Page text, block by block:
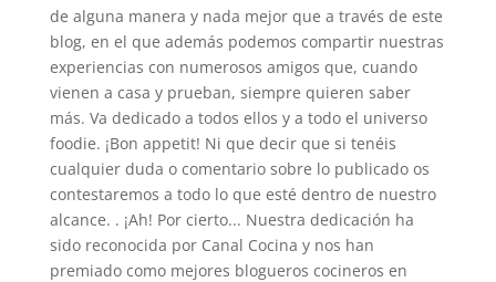
de alguna manera y nada mejor que a través de este
blog, en el que además podemos compartir nuestras
experiencias con numerosos amigos que, cuando
vienen a casa y prueban, siempre quieren saber
más. Va dedicado a todos ellos y a todo el universo
foodie. ¡Bon appetit! Ni que decir que si tenéis
cualquier duda o comentario sobre lo publicado os
contestaremos a todo lo que esté dentro de nuestro
alcance. . ¡Ah! Por cierto... Nuestra dedicación ha
sido reconocida por Canal Cocina y nos han
premiado como mejores blogueros cocineros en